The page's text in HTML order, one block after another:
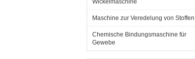
Wickelmaschine
Maschine zur Veredelung von Stoffen
Chemische Bindungsmaschine für
Gewebe